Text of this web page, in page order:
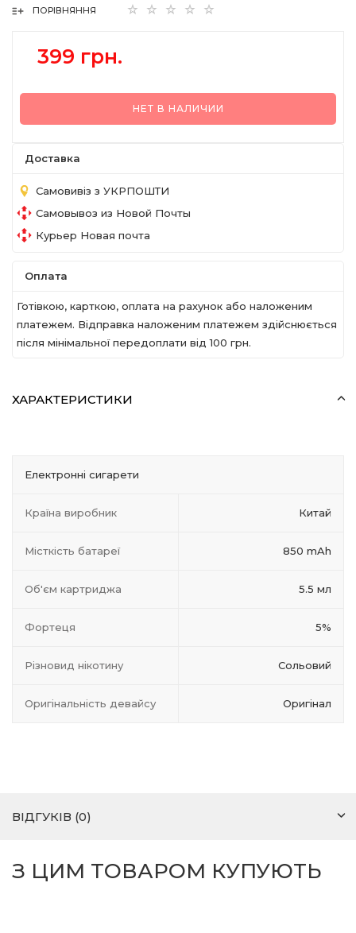
ПОРІВНЯННЯ
399 грн.
НЕТ В НАЛИЧИИ
Доставка
Самовивіз з УКРПОШТИ
Самовывоз из Новой Почты
Курьер Новая почта
Оплата
Готівкою, карткою, оплата на рахунок або наложеним
платежем. Відправка наложеним платежем здійснюється
після мінімальної передоплати вiд 100 грн.
ХАРАКТЕРИСТИКИ
Електронні сигарети
Країна виробник Китай
Місткість батареї 850 mAh
Об'єм картриджа 5.5 мл
Фортеця 5%
Різновид нікотину Сольовий
Оригінальність девайсу Оригінал
ВІДГУКІВ (0)
З ЦИМ ТОВАРОМ КУПУЮТЬ